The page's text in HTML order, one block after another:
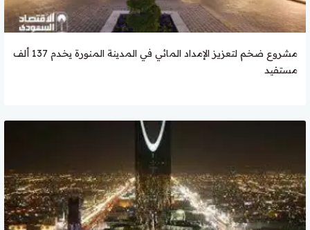
مشروع ضخم لتعزيز الإمداد المائي في المدينة المنورة يخدم 137 ألف
مستفيد